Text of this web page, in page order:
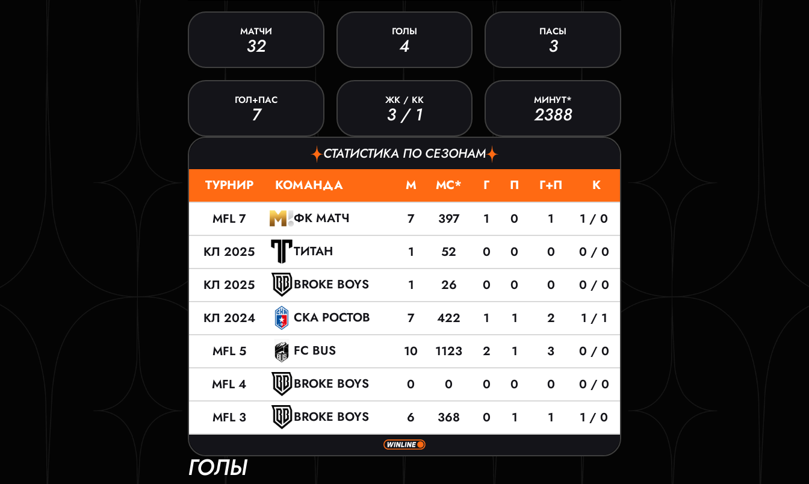
МАТЧИ
32
ГОЛЫ
4
ПАСЫ
3
ГОЛ+ПАС
7
ЖК / КК
3 / 1
МИНУТ*
2388
СТАТИСТИКА ПО СЕЗОНАМ
ТУРНИР КОМАНДА М МС* Г П Г+П
К
MFL 7
ФК МАТЧ 7 397 1 0 1
1 / 0
КЛ 2025
ТИТАН 1 52 0 0 0
0 / 0
КЛ 2025
BROKE BOYS 1 26 0 0 0
0 / 0
КЛ 2024
СКА РОСТОВ 7 422 1 1 2
1 / 1
MFL 5
FC BUS 10 1123 2 1 3
0 / 0
MFL 4
BROKE BOYS 0 0 0 0 0
0 / 0
MFL 3
BROKE BOYS 6 368 0 1 1 1 / 0
ГОЛЫ